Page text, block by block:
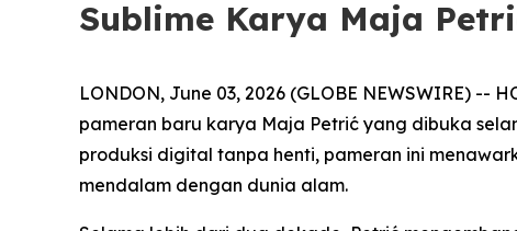
Sublime Karya Maja
LONDON, June 03, 2026 (GLOBE NEWSWIRE) --
pameran baru karya Maja Petrić yang dibuka
produksi digital tanpa henti, pameran ini
mendalam dengan dunia alam.